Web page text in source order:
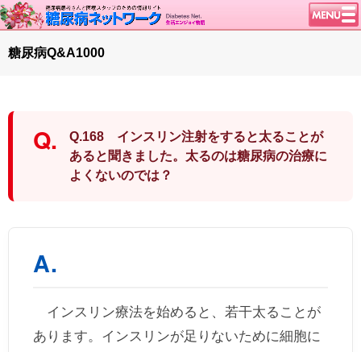
トップページ
糖尿病のきほん
血糖トレンド
特集・連載 一覧へ
1型ライフ
糖尿病Q&A1000
Q.168 インスリン注射をすると太ることが
あると聞きました。太るのは糖尿病の治療に
よくないのでは？
インスリン療法を始めると、若干太ることが
あります。インスリンが足りないために細胞に